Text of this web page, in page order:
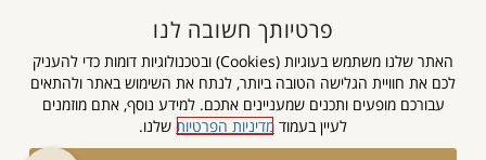
אישור נגישות
מדיניות פרטיות
מפת אתר
פרטיותך חשובה לנו
האתר שלנו משתמש בעוגיות (Cookies) ובטכנולוגיות דומות כדי להעניק
לכם את חוויית הגלישה הטובה ביותר, לנתח את השימוש באתר ולהתאים
עבורכם מופעים ותכנים שמעניינים אתכם. למידע נוסף, אתם מוזמנים
לעיין בעמוד מדיניות הפרטיות שלנו.